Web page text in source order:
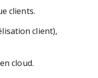
clients.
client),
cloud.